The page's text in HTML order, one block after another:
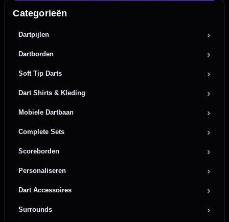
Categorieën
Dartpijlen
Dartborden
Soft Tip Darts
Dart Shirts & Kleding
Mobiele Dartbaan
Complete Sets
Scoreborden
Personaliseren
Dart Accessoires
Surrounds